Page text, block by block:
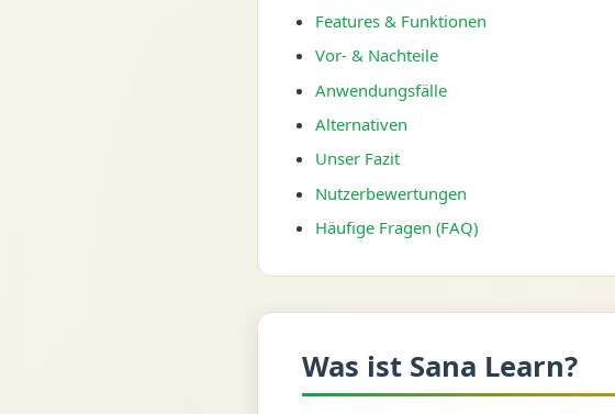
Features & Funktionen
Vor- & Nachteile
Anwendungsfälle
Alternativen
Unser Fazit
Nutzerbewertungen
Häufige Fragen (FAQ)
Was ist Sana Learn?